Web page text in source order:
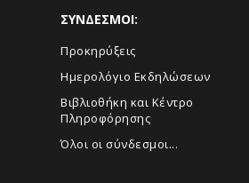
ΣΥΝΔΕΣΜΟΙ:
Προκηρύξεις
Ημερολόγιο Εκδηλώσεων
Βιβλιοθήκη και Κέντρο
Πληροφόρησης
Όλοι οι σύνδεσμοι...